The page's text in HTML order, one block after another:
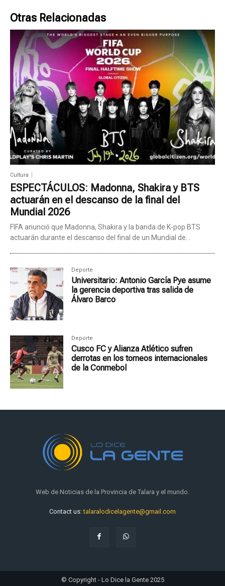
Otras Relacionadas
Cultura
ESPECTÁCULOS: Madonna, Shakira y BTS
actuarán en el descanso de la final del
Mundial 2026
FIFA anunció que Madonna, Shakira y la banda de K-pop BTS
actuarán durante el descanso del final de un Mundial de...
Deporte
Universitario: Antonio García Pye asume
la gerencia deportiva tras salida de
Álvaro Barco
Deporte
Cusco FC y Alianza Atlético sufren
derrotas en los torneos internacionales
de la Conmebol
Web de Noticias de la Provincia de Talara y el mundo.
Contact us:talaralodicelagente@gmail.com
© Copyright - Lo Dice la Gente 2025